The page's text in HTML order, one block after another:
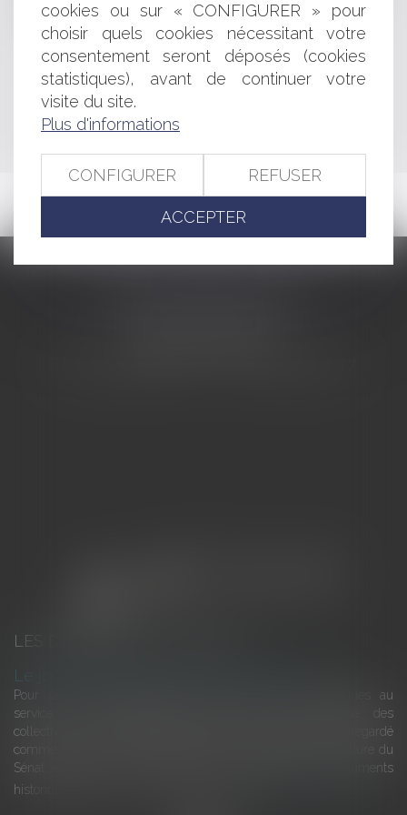
en matière d'installations classées
Le congé paternité
< ... 443 444 445 446 447 448 449 ...
LES DERNIÈRES ACTUALITÉS
Le joug léger des monuments historiques
Pour une gestion patrimoniale des monuments historiques au
service du développement économique et touristique des
collectivités Le monument historique a longtemps été regardé
comme une charge. Le rapport que la commission de la culture du
Sénat a consacré, en juillet 2026, à la gestion des monuments
historiques invite à y voir aussi une ressour...
cookies ou sur « CONFIGURER » pour
choisir quels cookies nécessitant votre
consentement seront déposés (cookies
statistiques), avant de continuer votre
visite du site.
Plus d'informations
CONFIGURER REFUSER
ACCEPTER